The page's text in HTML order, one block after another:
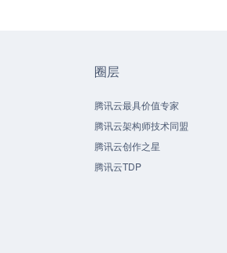
圈层
腾讯云最具价值专家
腾讯云架构师技术同盟
腾讯云创作之星
腾讯云TDP